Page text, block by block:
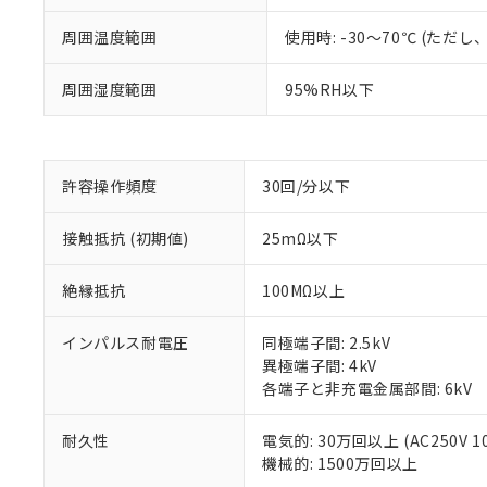
周囲温度範囲 使用時: -30～70℃ (ただし、
周囲湿度範囲 95%RH以下
許容操作頻度 30回/分以下
接触抵抗 (初期値) 25mΩ以下
絶縁抵抗 100MΩ以上
インパルス耐電圧
同極端子間: 2.5kV
異極端子間: 4kV
各端子と非充電金属部間: 6kV
耐久性
電気的: 30万回以上 (AC250V
機械的: 1500万回以上
以下の条件をお読
当社制御機
在庫状況お
のであり、
い。
※1 対応状況
対応予定なし：
非該当品：ライセ
*EU RoHS指令（10物質
鉛(Pb) 1000ppm以下、
六価クロム(Cr(Ⅵ))
フタル酸ビス(2-エチル
ル（DBP） 1000ppm
但し、RoHS指令で産業
フタル酸エステル類の
「○」：最大均質
「×」：最大均質
「－」：未確認で
*中国RoHS10物質の基
Cr(Ⅵ)(六価クロム) :
DBP(フタル酸ジブチル
う）を輸出
などの必要な
当社は規制
ます。
当社は貴社
記
説明
○